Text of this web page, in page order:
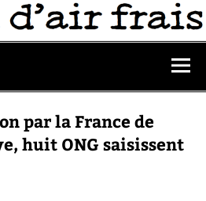
par la France de
huit ONG saisissent